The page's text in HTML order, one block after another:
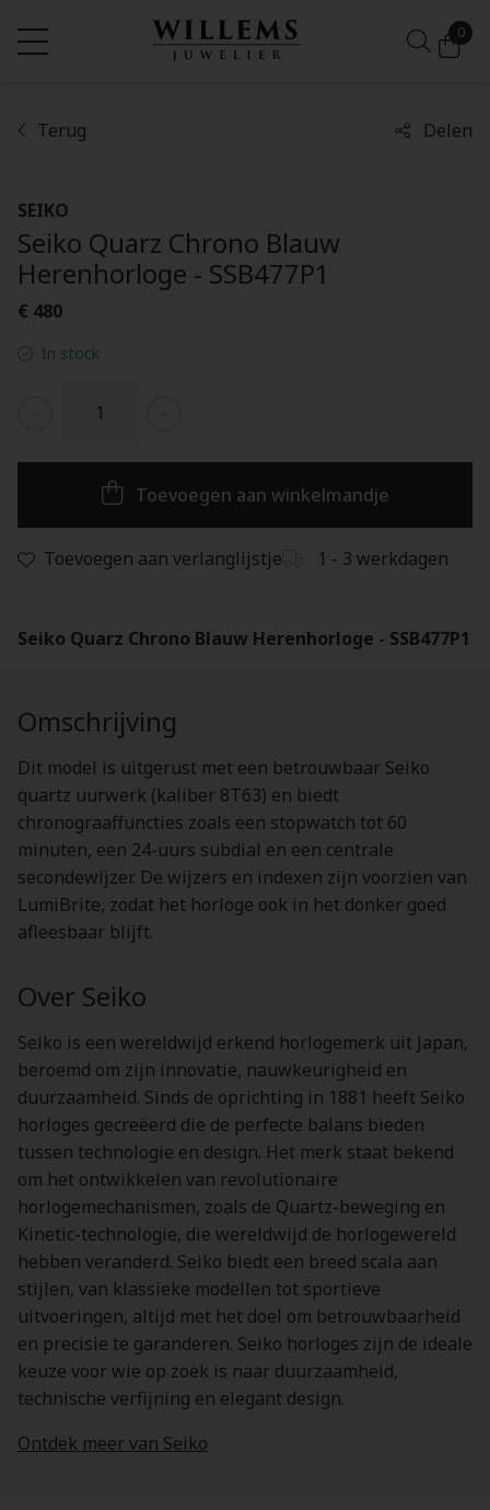
0
Terug Delen
SEIKO
Seiko Quarz Chrono Blauw
Herenhorloge - SSB477P1
€ 480
In stock
Toevoegen aan winkelmandje
Toevoegen aan verlanglijstje 1 - 3 werkdagen
Seiko Quarz Chrono Blauw Herenhorloge - SSB477P1
Omschrijving
Dit model is uitgerust met een betrouwbaar Seiko
quartz uurwerk (kaliber 8T63) en biedt
chronograaffuncties zoals een stopwatch tot 60
minuten, een 24-uurs subdial en een centrale
secondewijzer. De wijzers en indexen zijn voorzien van
LumiBrite, zodat het horloge ook in het donker goed
afleesbaar blijft.
Over Seiko
Seiko is een wereldwijd erkend horlogemerk uit Japan,
beroemd om zijn innovatie, nauwkeurigheid en
duurzaamheid. Sinds de oprichting in 1881 heeft Seiko
horloges gecreëerd die de perfecte balans bieden
tussen technologie en design. Het merk staat bekend
om het ontwikkelen van revolutionaire
horlogemechanismen, zoals de Quartz-beweging en
Kinetic-technologie, die wereldwijd de horlogewereld
hebben veranderd. Seiko biedt een breed scala aan
stijlen, van klassieke modellen tot sportieve
uitvoeringen, altijd met het doel om betrouwbaarheid
en precisie te garanderen. Seiko horloges zijn de ideale
keuze voor wie op zoek is naar duurzaamheid,
technische verfijning en elegant design.
Ontdek meer van Seiko